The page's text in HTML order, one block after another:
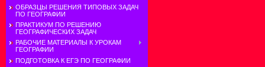
ОБРАЗЦЫ РЕШЕНИЯ ТИПОВЫХ ЗАДАЧ
ПО ГЕОГРАФИИ
ПРАКТИКУМ ПО РЕШЕНИЮ
ГЕОГРАФИЧЕСКИХ ЗАДАЧ
РАБОЧИЕ МАТЕРИАЛЫ К УРОКАМ
ГЕОГРАФИИ
ПОДГОТОВКА К ЕГЭ ПО ГЕОГРАФИИ